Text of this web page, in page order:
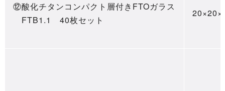
⑫酸化チタンコンパクト層付きFTOガラス
FTB1.1 40枚セット